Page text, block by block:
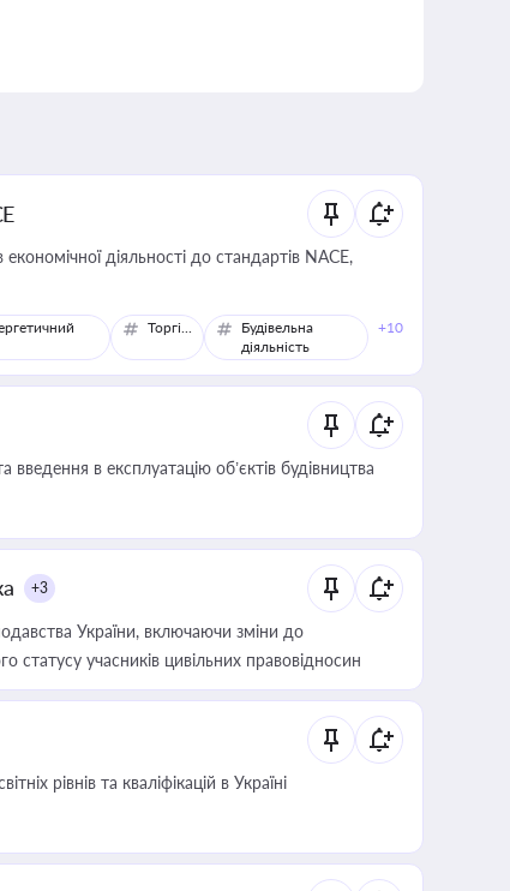
діяльності до стандартів NACE,
Торгівля
Будівельна
діяльність
+10
в експлуатацію об’єктів будівництва
+3
України, включаючи зміни до
статусу учасників цивільних правовідносин
рівнів та кваліфікацій в Україні